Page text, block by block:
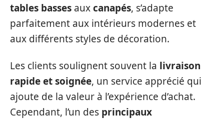
tables basses auxcanapés, s’adapte
parfaitement aux intérieurs modernes et
aux différents styles de décoration.
Les clients soulignent souvent la livraison
rapide et soignée, un service apprécié qui
ajoute de la valeur à l’expérience d’achat.
Cependant, l’un des principaux